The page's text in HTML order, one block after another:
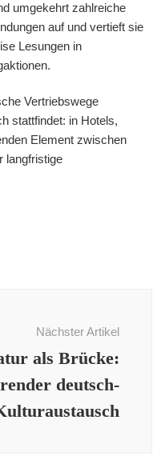
umgekehrt zahlreiche
auf und vertieft sie
Lesungen in
Vertriebswege
stattfindet: in Hotels,
Element zwischen
langfristige
Nächster Artikel
als Brücke:
deutsch-